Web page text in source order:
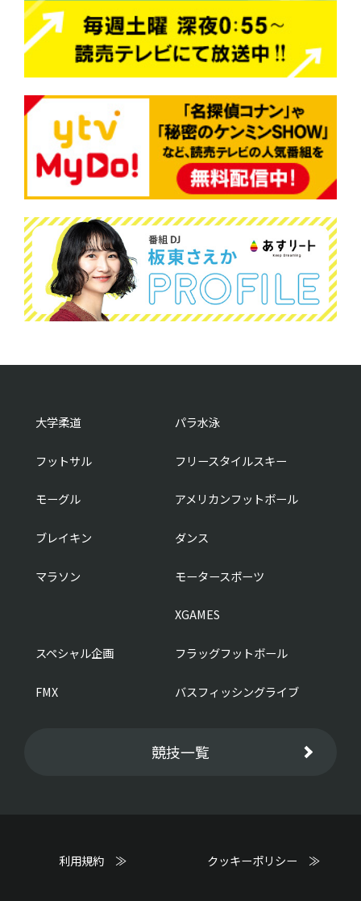
大学柔道 パラ水泳
フットサル フリースタイルスキー
モーグル アメリカンフットボール
ブレイキン ダンス
マラソン モータースポーツ
XGAMES
スペシャル企画 フラッグフットボール
FMX バスフィッシングライブ
競技一覧
利用規約 ≫ クッキーポリシー ≫